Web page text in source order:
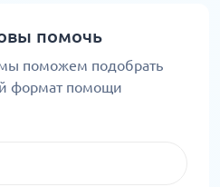
помочь
мы поможем подобрать
формат помощи